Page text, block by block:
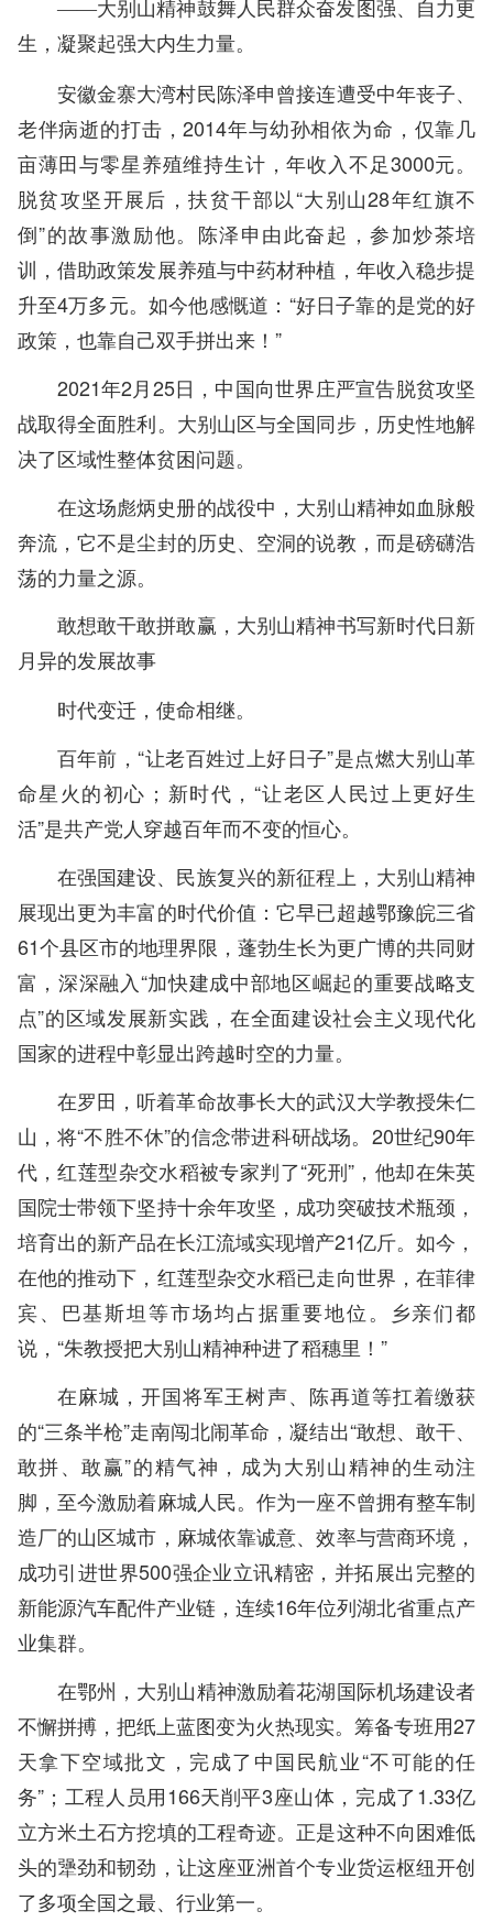
——大别山精神鼓舞人民群众奋发图强、自力更
生，凝聚起强大内生力量。
安徽金寨大湾村民陈泽申曾接连遭受中年丧子、
老伴病逝的打击，2014年与幼孙相依为命，仅靠几
亩薄田与零星养殖维持生计，年收入不足3000元。
脱贫攻坚开展后，扶贫干部以“大别山28年红旗不
倒”的故事激励他。陈泽申由此奋起，参加炒茶培
训，借助政策发展养殖与中药材种植，年收入稳步提
升至4万多元。如今他感慨道：“好日子靠的是党的好
政策，也靠自己双手拼出来！”
2021年2月25日，中国向世界庄严宣告脱贫攻坚
战取得全面胜利。大别山区与全国同步，历史性地解
决了区域性整体贫困问题。
在这场彪炳史册的战役中，大别山精神如血脉般
奔流，它不是尘封的历史、空洞的说教，而是磅礴浩
荡的力量之源。
敢想敢干敢拼敢赢，大别山精神书写新时代日新
月异的发展故事
时代变迁，使命相继。
百年前，“让老百姓过上好日子”是点燃大别山革
命星火的初心；新时代，“让老区人民过上更好生
活”是共产党人穿越百年而不变的恒心。
在强国建设、民族复兴的新征程上，大别山精神
展现出更为丰富的时代价值：它早已超越鄂豫皖三省
61个县区市的地理界限，蓬勃生长为更广博的共同财
富，深深融入“加快建成中部地区崛起的重要战略支
点”的区域发展新实践，在全面建设社会主义现代化
国家的进程中彰显出跨越时空的力量。
在罗田，听着革命故事长大的武汉大学教授朱仁
山，将“不胜不休”的信念带进科研战场。20世纪90年
代，红莲型杂交水稻被专家判了“死刑”，他却在朱英
国院士带领下坚持十余年攻坚，成功突破技术瓶颈，
培育出的新产品在长江流域实现增产21亿斤。如今，
在他的推动下，红莲型杂交水稻已走向世界，在菲律
宾、巴基斯坦等市场均占据重要地位。乡亲们都
说，“朱教授把大别山精神种进了稻穗里！”
在麻城，开国将军王树声、陈再道等扛着缴获
的“三条半枪”走南闯北闹革命，凝结出“敢想、敢干、
敢拼、敢赢”的精气神，成为大别山精神的生动注
脚，至今激励着麻城人民。作为一座不曾拥有整车制
造厂的山区城市，麻城依靠诚意、效率与营商环境，
成功引进世界500强企业立讯精密，并拓展出完整的
新能源汽车配件产业链，连续16年位列湖北省重点产
业集群。
在鄂州，大别山精神激励着花湖国际机场建设者
不懈拼搏，把纸上蓝图变为火热现实。筹备专班用27
天拿下空域批文，完成了中国民航业“不可能的任
务”；工程人员用166天削平3座山体，完成了1.33亿
立方米土石方挖填的工程奇迹。正是这种不向困难低
头的犟劲和韧劲，让这座亚洲首个专业货运枢纽开创
了多项全国之最、行业第一。